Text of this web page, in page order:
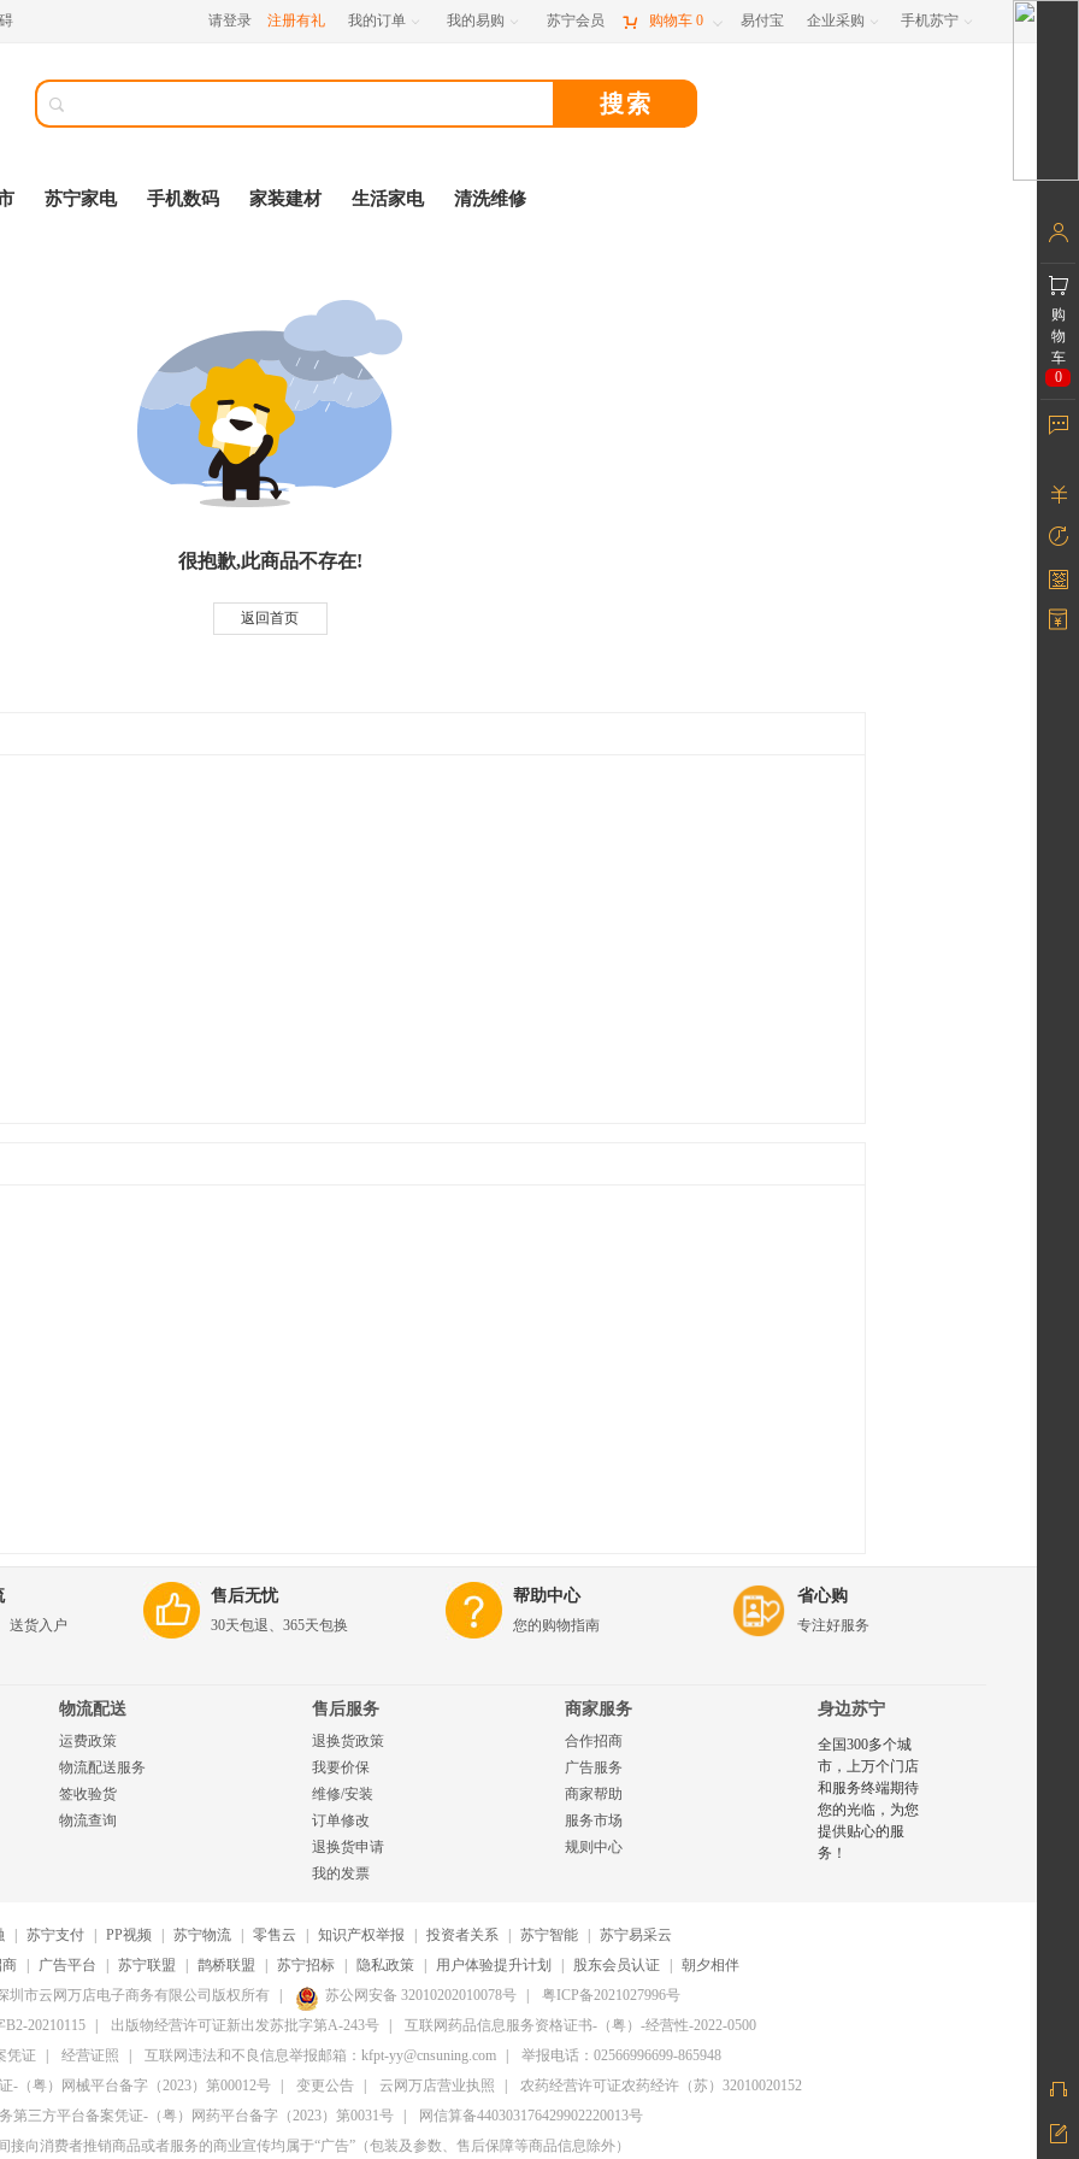
请登录 注册有礼 我的订单  我的易购  苏宁会员  购物车 0  易付宝 企业采购  手机苏宁 

苏宁家电 手机数码 家装建材 生活家电 清洗维修
很抱歉,此商品不存在!
返回首页
送货入户
售后无忧
30天包退、365天包换
帮助中心
您的购物指南
省心购
专注好服务
物流配送
运费政策
物流配送服务
签收验货
物流查询
售后服务
退换货政策
我要价保
维修/安装
订单修改
退换货申请
我的发票
商家服务
合作招商
广告服务
商家帮助
服务市场
规则中心
身边苏宁
全国300多个城
市，上万个门店
和服务终端期待
您的光临，为您
提供贴心的服
务！
苏宁支付 PP视频 苏宁物流 零售云 知识产权举报 投资者关系 苏宁智能
苏宁易采云
广告平台 苏宁联盟 鹊桥联盟 苏宁招标 隐私政策 用户体验提升计划 股东会员认证
朝夕相伴
圳市云网万店电子商务有限公司版权所有
苏公网安备 32010202010078号
粤ICP备2021027996号
20210115
出版物经营许可证新出发苏批字第A-243号
互联网药品信息服务资格证书-（粤）-经营性-2022-0500
凭证
经营证照 互联网违法和不良信息举报邮箱：kfpt-yy@cnsuning.com
举报电话：02566996699-865948
-（粤）网械平台备字（2023）第00012号
变更公告 云网万店营业执照
农药经营许可证农药经许（苏）32010020152
第三方平台备案凭证-（粤）网药平台备字（2023）第0031号
网信算备440303176429902220013号
接向消费者推销商品或者服务的商业宣传均属于“广告”（包装及参数、售后保障等商品信息除外）
购
物
车
0